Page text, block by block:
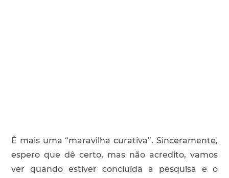
É mais uma “maravilha curativa”. Sinceramente,
espero que dê certo, mas não acredito, vamos
ver quando estiver concluída a pesquisa e o